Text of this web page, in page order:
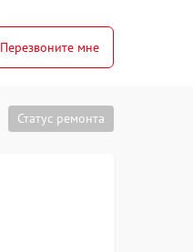
Перезвоните мне
Статус ремонта